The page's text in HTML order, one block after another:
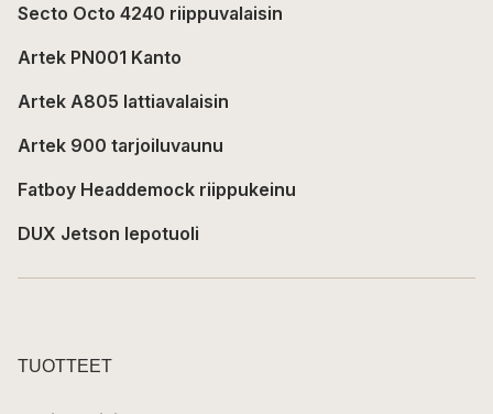
Secto Octo 4240 riippuvalaisin
Artek PN001 Kanto
Artek A805 lattiavalaisin
Artek 900 tarjoiluvaunu
Fatboy Headdemock riippukeinu
DUX Jetson lepotuoli
TUOTTEET